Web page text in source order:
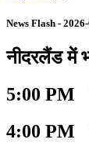
News Flash -
नीदरलैंड में
5:00 PM
4:00 PM